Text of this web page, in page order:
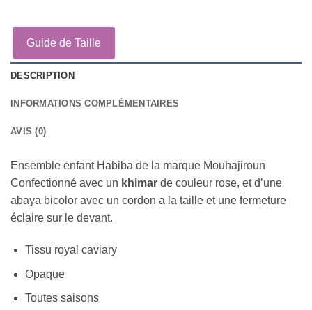
Guide de Taille
DESCRIPTION
INFORMATIONS COMPLÉMENTAIRES
AVIS (0)
Ensemble enfant Habiba de la marque Mouhajiroun
Confectionné avec un khimar de couleur rose, et d’une
abaya bicolor avec un cordon a la taille et une fermeture
éclaire sur le devant.
Tissu royal caviary
Opaque
Toutes saisons